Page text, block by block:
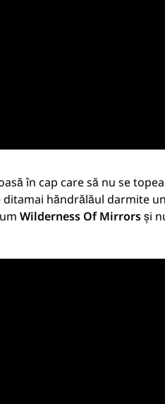
în cap care să nu se
ditamai hăndrălăul darmite
Wilderness Of Mirrorsși